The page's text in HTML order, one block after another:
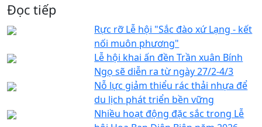
Đọc tiếp
Rực rỡ Lễ hội "Sắc đào xứ Lạng - kết
nối muôn phương"
Lễ hội khai ấn đền Trần xuân Bính
Ngọ sẽ diễn ra từ ngày 27/2-4/3
Nỗ lực giảm thiểu rác thải nhựa để
du lịch phát triển bền vững
Nhiều hoạt động đặc sắc trong Lễ